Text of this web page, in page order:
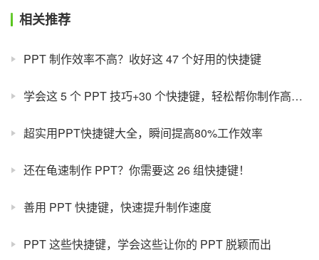
相关推荐
PPT 制作效率不高？收好这 47 个好用的快捷键
学会这 5 个 PPT 技巧+30 个快捷键，轻松帮你制作高大上的 PPT
超实用PPT快捷键大全，瞬间提高80%工作效率
还在龟速制作 PPT？你需要这 26 组快捷键！
善用 PPT 快捷键，快速提升制作速度
PPT 这些快捷键，学会这些让你的 PPT 脱颖而出